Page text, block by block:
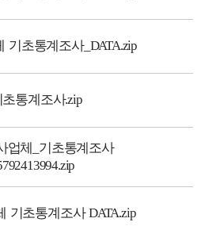
기초통계조사_DATA.zip
통계조사.zip
업체_기초통계조사
기초통계조사 DATA.zip